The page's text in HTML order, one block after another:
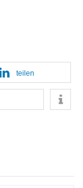
teilen